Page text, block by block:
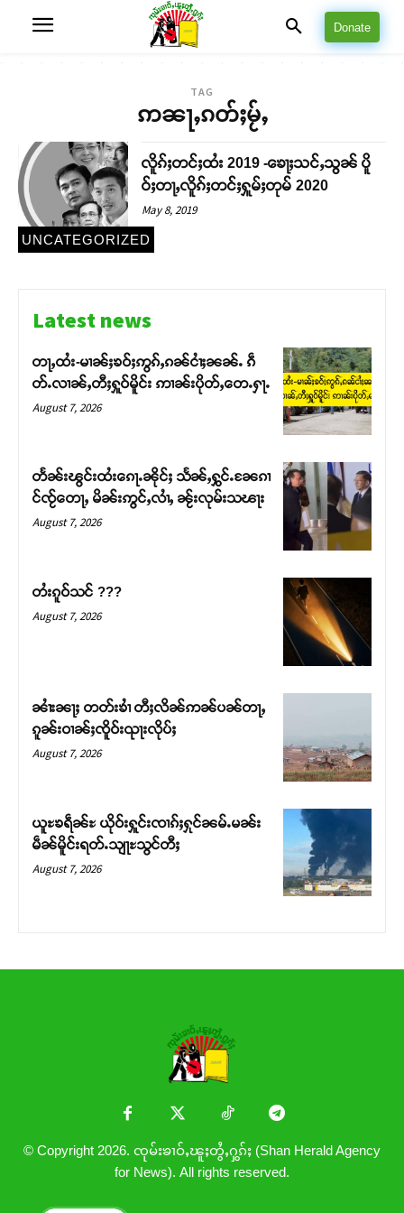
တႃႇႁႂ်ႈသဵင်ၵၢင်ၸႂ်ၵူၼ်းမိူင်း ၵူႈတီႈၵူႈလႅၼ်ပေႃးတေၸွ
တ်ႇ တူဝ်ႈလုမ်ႈၾႃႉၼၼ်ႉ ၶဝ်ႈႁူမ်ႈၵမ်ႉထႅမ် ၸုမ်းၶၢ
ဝ်ႇၽူႈတွႆႇႁွၵ်ႈ လႆႈယူႇၶႃႈဢေႃႈ။
Donate
TAG
ဢၼႃႇၵတ်ႈမႂ်ႇ
UNCATEGORIZED
လိူၵ်ႈတင်ႈထႆး 2019 -ၶေႃႈသင်ႇသွၼ် ပိူ
ဝ်ႈတႃႇလိူၵ်ႈတင်ႈႁူမ်ႈတုမ် 2020
May 8, 2019
Latest news
တႃႇထႆး-မၢၼ်ႈၶဝ်ႈဢွၵ်ႇၵၼ်ငၢႆႈၼၼ်ႉ ၵဵ
တ်ႉလၢၼ်ႇတီႈႁူဝ်မိူင်း ဢၢၼ်းပိုတ်ႇတေႉႁႃႉ
August 7, 2026
တႅၼ်းၽွင်းထႆးၵေႃႉၼိုင်ႈ သႅၼ်ႇႁွင်ႉၼႄၵၢ
င်ၸႂ်တေႃႇ မိၼ်းဢွင်ႇလၢႆႇ ၼႂ်းလုမ်းသၽႃး
August 7, 2026
တႆးၵူဝ်သင် ???
August 7, 2026
ၼၢႆးၼႃႈ တတ်းၶၢႆ တီႈလိၼ်ဢၼ်ပၼ်တႃႇ
ၵူၼ်းဝၢၼ်ႈၸိူဝ်းၺႃးလိုပ်ႈ
August 7, 2026
ယူႊၶရဵၼ်ႊ ယိုဝ်းႁူင်းၸၢၵ်ႈႁုင်ၼမ်ႉမၼ်း
မဵၼ်မိူင်းရတ်ႉသျႃႊသွင်တီႈ
August 7, 2026
© Copyright 2026. ၸုမ်းၶၢဝ်ႇၽူႈတွႆႇႁွၵ်ႈ (Shan Herald Agency
for News). All rights reserved.